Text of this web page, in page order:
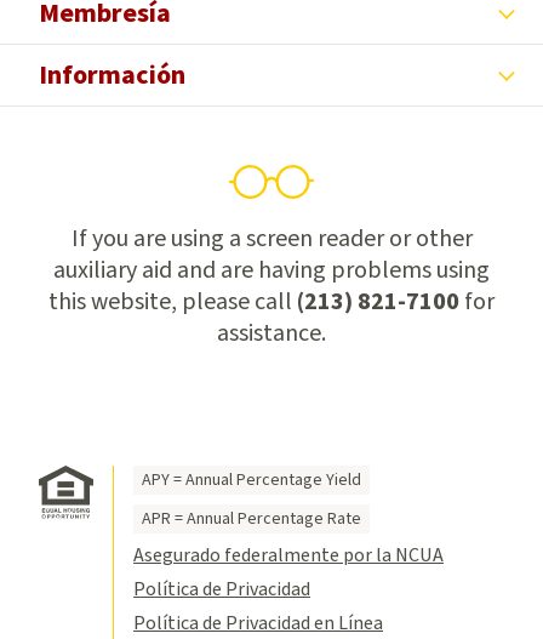
Membresía
Información
If you are using a screen reader or other
auxiliary aid and are having problems using
this website, please call (213) 821-7100for
assistance.
APY = Annual Percentage Yield
APR = Annual Percentage Rate
Asegurado federalmente por la NCUA
Política de Privacidad
Política de Privacidad en Línea